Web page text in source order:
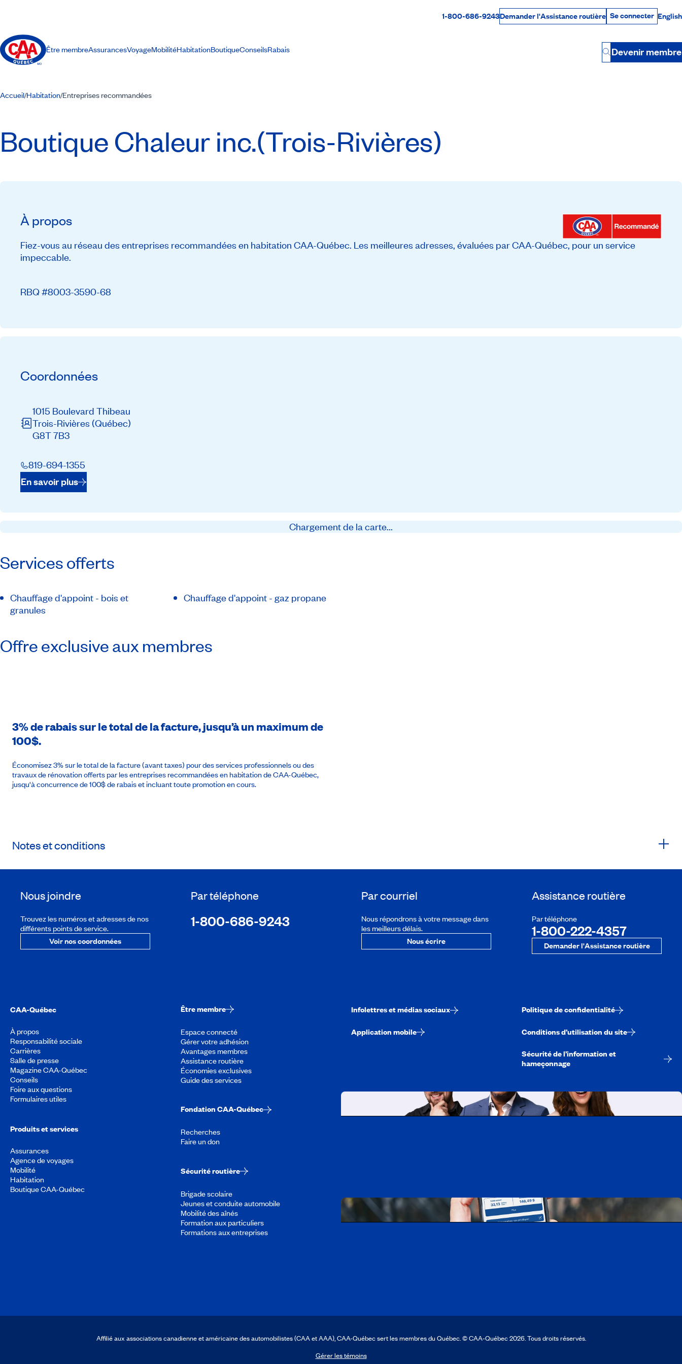
Par téléphone
1-800-686-9243Demander l'Assistance routière Se connecter
Se connecter English
Être membreAssurancesVoyageMobilitéHabitationBoutiqueConseilsRabais
Button
Devenir membre
Accueil/Habitation/Entreprises recommandées
Boutique Chaleur inc.(Trois-Rivières)
Recommandé par CAA-Québec
À propos
Fiez-vous au réseau des entreprises recommandées en habitation CAA-Québec. Les meilleures adresses, évaluées par CAA-Québec, pour un service
impeccable.
RBQ #8003-3590-68
Coordonnées
1015 Boulevard Thibeau
Trois-Rivières (Québec)
G8T 7B3
819-694-1355
En savoir plus
Chargement de la carte...
Services offerts
Chauffage d'appoint - bois et
granules
Chauffage d'appoint - gaz propane
Offre exclusive aux membres
3% de rabais sur le total de la facture, jusqu’à un maximum de
100$.
Économisez 3% sur le total de la facture (avant taxes) pour des services professionnels ou des
travaux de rénovation offerts par les entreprises recommandées en habitation de CAA-Québec,
jusqu'à concurrence de 100$ de rabais et incluant toute promotion en cours.
Notes et conditions
Nous joindre
Trouvez les numéros et adresses de nos
différents points de service.
Voir nos coordonnées
Par téléphone
1-800-686-9243
Par courriel
Nous répondrons à votre message dans
les meilleurs délais.
Nous écrire
Assistance routière
Par téléphone
1-800-222-4357
Demander l'Assistance routière
CAA-Québec
À propos
Responsabilité sociale
Carrières
Salle de presse
Magazine CAA-Québec
Conseils
Foire aux questions
Formulaires utiles
Produits et services
Assurances
Agence de voyages
Mobilité
Habitation
Boutique CAA-Québec
Être membre
Espace connecté
Gérer votre adhésion
Avantages membres
Assistance routière
Économies exclusives
Guide des services
Fondation CAA-Québec
Recherches
Faire un don
Sécurité routière
Brigade scolaire
Jeunes et conduite automobile
Mobilité des aînés
Formation aux particuliers
Formations aux entreprises
Infolettres et médias sociaux
Application mobile
Politique de confidentialité
Conditions d’utilisation du site
Sécurité de l’information et
hameçonnage
Affilié aux associations canadienne et américaine des automobilistes (CAA et AAA), CAA-Québec sert les membres du Québec. © CAA‑Québec 2026. Tous droits réservés.
Gérer les témoins